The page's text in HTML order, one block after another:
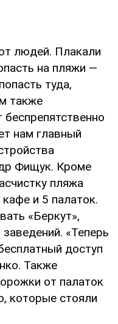
людей. Плакали
на пляжи —
туда,
также
нам главный
Фищук. Кроме
пляжа
и 5 палаток.
«Беркут»,
«Теперь
доступ
Также
от палаток
которые стояли